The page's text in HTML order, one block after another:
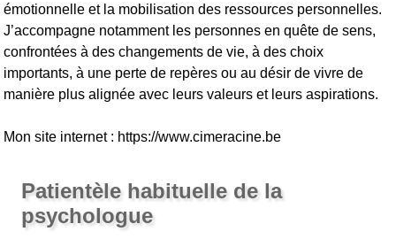
émotionnelle et la mobilisation des ressources personnelles.
J’accompagne notamment les personnes en quête de sens,
confrontées à des changements de vie, à des choix
importants, à une perte de repères ou au désir de vivre de
manière plus alignée avec leurs valeurs et leurs aspirations.
Mon site internet : https://www.cimeracine.be
Patientèle habituelle de la
psychologue